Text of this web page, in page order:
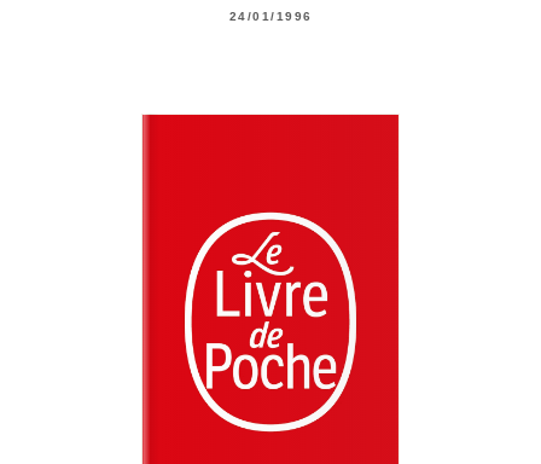
24/01/1996